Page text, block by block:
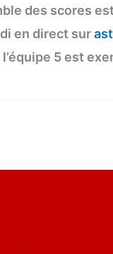
des scores
en direct sur
5 est